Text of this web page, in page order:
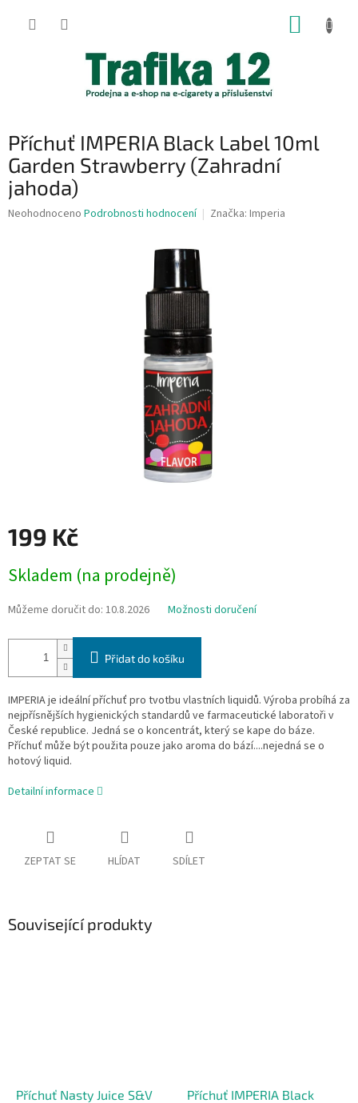
Příchuť IMPERIA Black Label 10ml
Garden Strawberry (Zahradní
jahoda)
Průměrné
Neohodnoceno Podrobnosti hodnocení Značka: Imperia
199 Kč
cena:
Skladem (na prodejně)
Můžeme doručit do: 10.8.2026 Možnosti doručení
Přidat do košíku
IMPERIA je ideální příchuť pro tvotbu vlastních liquidů. Výroba probíhá za
nejpřísnějších hygienických standardů ve farmaceutické laboratoři v
České republice. Jedná se o koncentrát, který se kape do báze.
Příchuť může být použita pouze jako aroma do bází....nejedná se o
hotový liquid.
Detailní informace
ZEPTAT SE HLÍDAT SDÍLET
Související produkty
Příchuť Nasty Juice S&V
Příchuť IMPERIA Black